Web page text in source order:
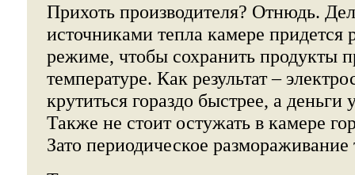
Прихоть производителя? Отнюдь.
источниками тепла камере придется
режиме, чтобы сохранить продукты
температуре. Как результат –
крутиться гораздо быстрее, а
Также не стоит остужать в камере
Зато периодическое размораживание